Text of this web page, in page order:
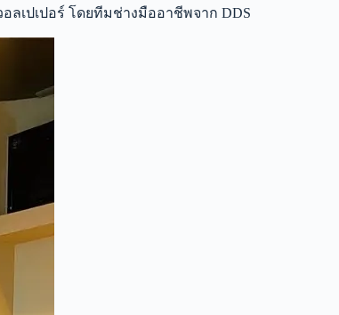
ลเปเปอร์ โดยทีมช่างมืออาชีพจาก DDS